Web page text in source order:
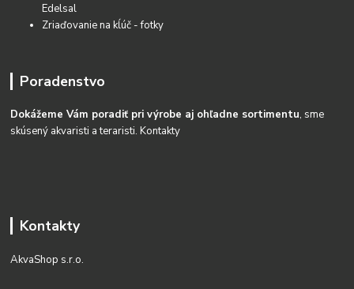
Edelsal
Zriaďovanie na kĺúč - fotky
Poradenstvo
Dokážeme Vám poradiť pri výrobe aj ohľadne sortimentu, sme
skúsený akvaristi a teraristi.Kontakty
Kontakty
AkvaShop s.r.o.